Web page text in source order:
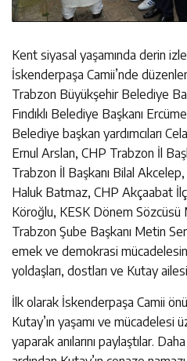
Kent siyasal yaşamında derin
İskenderpaşa Camii’nde
Trabzon Büyükşehir Belediye
Fındıklı Belediye Başkanı
Belediye başkan yardımcıları
Ernul Arslan, CHP Trabzon İl
Trabzon İl Başkanı Bilal
Haluk Batmaz, CHP Akçaabat
Köroğlu, KESK Dönem Sözcüsü
Trabzon Şube Başkanı Metin
emek ve demokrasi
yoldaşları, dostları ve Kutay
İlk olarak İskenderpaşa Camii
Kutay’ın yaşamı ve mücadelesi
yaparak anılarını paylaştılar.